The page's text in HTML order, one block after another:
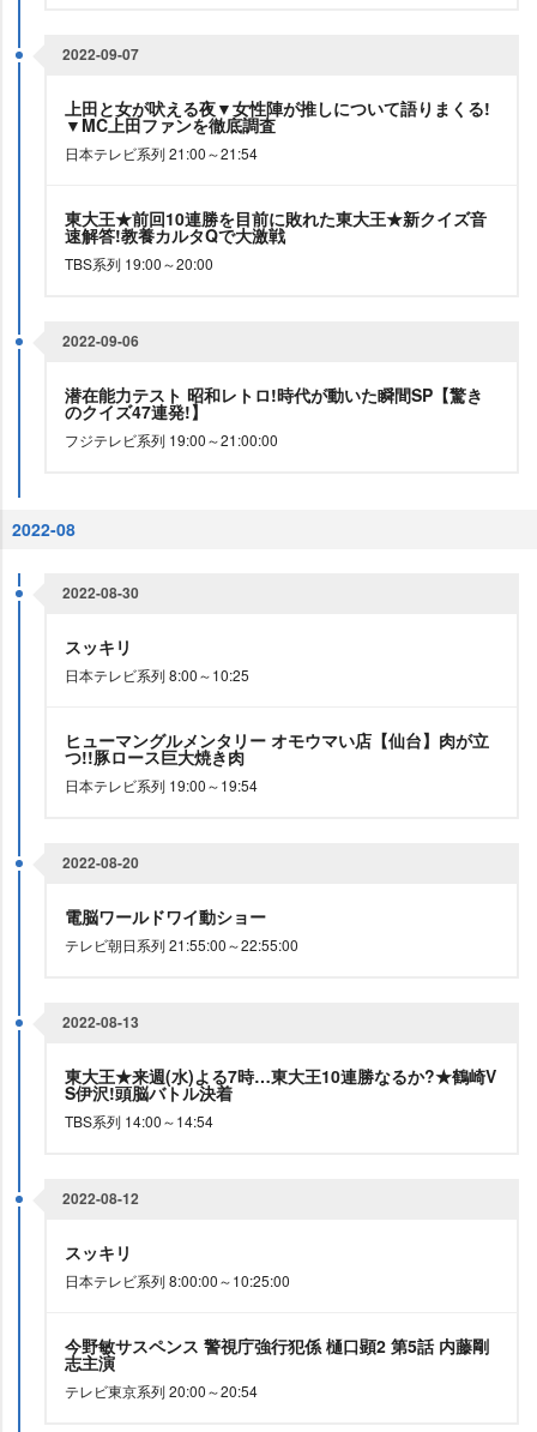
2022-09-07
上田と女が吠える夜▼女性陣が推しについて語りまくる!
▼MC上田ファンを徹底調査
日本テレビ系列 21:00～21:54
東大王★前回10連勝を目前に敗れた東大王★新クイズ音
速解答!教養カルタQで大激戦
TBS系列 19:00～20:00
2022-09-06
潜在能力テスト 昭和レトロ!時代が動いた瞬間SP【驚き
のクイズ47連発!】
フジテレビ系列 19:00～21:00:00
2022-08
2022-08-30
スッキリ
日本テレビ系列 8:00～10:25
ヒューマングルメンタリー オモウマい店【仙台】肉が立
つ!!豚ロース巨大焼き肉
日本テレビ系列 19:00～19:54
2022-08-20
電脳ワールドワイ動ショー
テレビ朝日系列 21:55:00～22:55:00
2022-08-13
東大王★来週(水)よる7時…東大王10連勝なるか?★鶴崎V
S伊沢!頭脳バトル決着
TBS系列 14:00～14:54
2022-08-12
スッキリ
日本テレビ系列 8:00:00～10:25:00
今野敏サスペンス 警視庁強行犯係 樋口顕2 第5話 内藤剛
志主演
テレビ東京系列 20:00～20:54